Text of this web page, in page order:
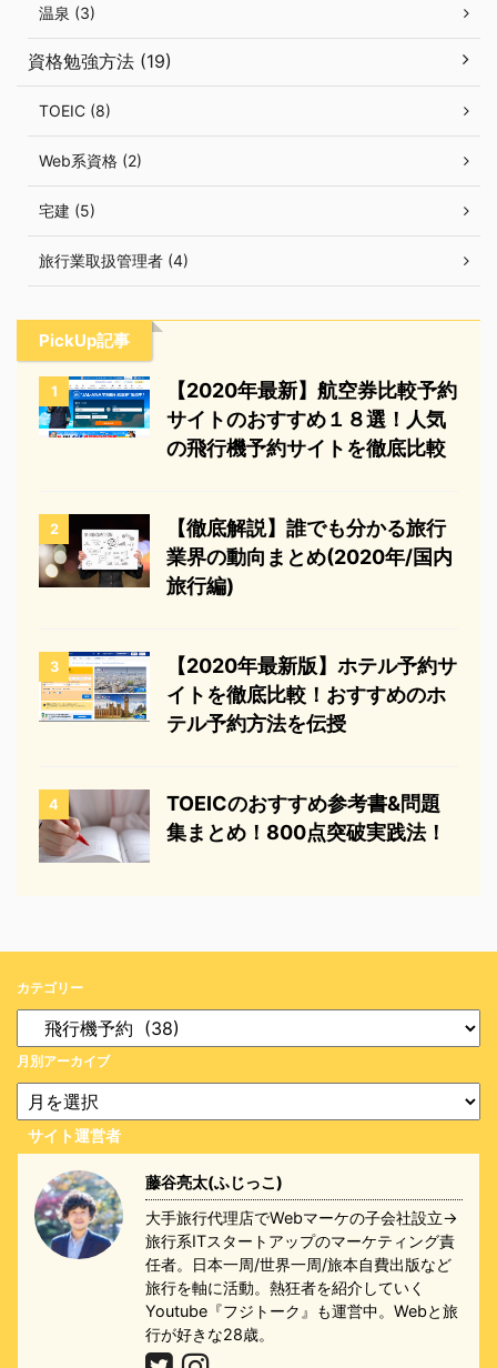
温泉 (3)
資格勉強方法 (19)
TOEIC (8)
Web系資格 (2)
宅建 (5)
旅行業取扱管理者 (4)
PickUp記事
1
【2020年最新】航空券比較予約
サイトのおすすめ１８選！人気
の飛行機予約サイトを徹底比較
2
【徹底解説】誰でも分かる旅行
業界の動向まとめ(2020年/国内
旅行編)
3
【2020年最新版】ホテル予約サ
イトを徹底比較！おすすめのホ
テル予約方法を伝授
4
TOEICのおすすめ参考書&問題
集まとめ！800点突破実践法！
カテゴリー
月別アーカイブ
サイト運営者
藤谷亮太(ふじっこ)
大手旅行代理店でWebマーケの子会社設立→
旅行系ITスタートアップのマーケティング責
任者。日本一周/世界一周/旅本自費出版など
旅行を軸に活動。熱狂者を紹介していく
Youtube『フジトーク』も運営中。Webと旅
行が好きな28歳。